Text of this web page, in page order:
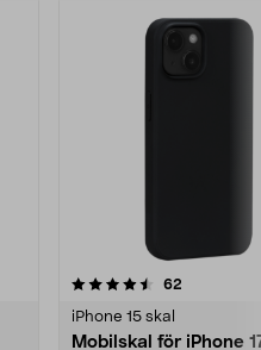
62
iPhone 15 skal
Mobilskal för iPhone
4.5 av 5 stjärnor